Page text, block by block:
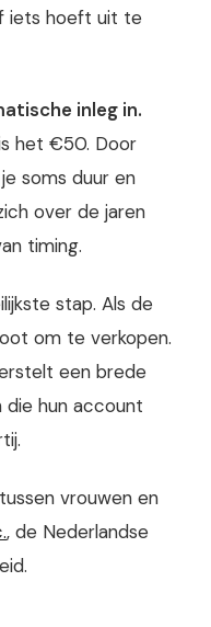
iets hoeft uit te
inleg in.
het €50. Door
soms duur en
over de jaren
timing.
stap. Als de
om te verkopen.
een brede
die hun account
vrouwen en
, de Nederlandse